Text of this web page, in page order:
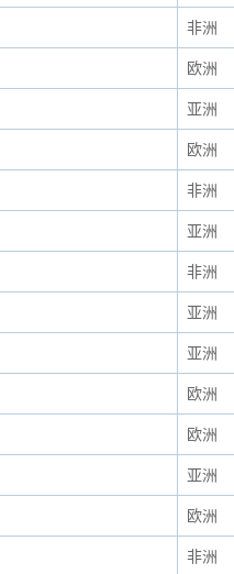
非洲
欧洲
亚洲
欧洲
非洲
亚洲
非洲
亚洲
亚洲
欧洲
欧洲
亚洲
欧洲
非洲